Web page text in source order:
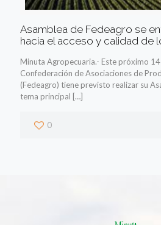
Asamblea de Fedeagro se
hacia el acceso y calidad de
Minuta Agropecuaria.- Este próximo
Confederación de Asociaciones de
(Fedeagro) tiene previsto realizar su
tema principal […]
0